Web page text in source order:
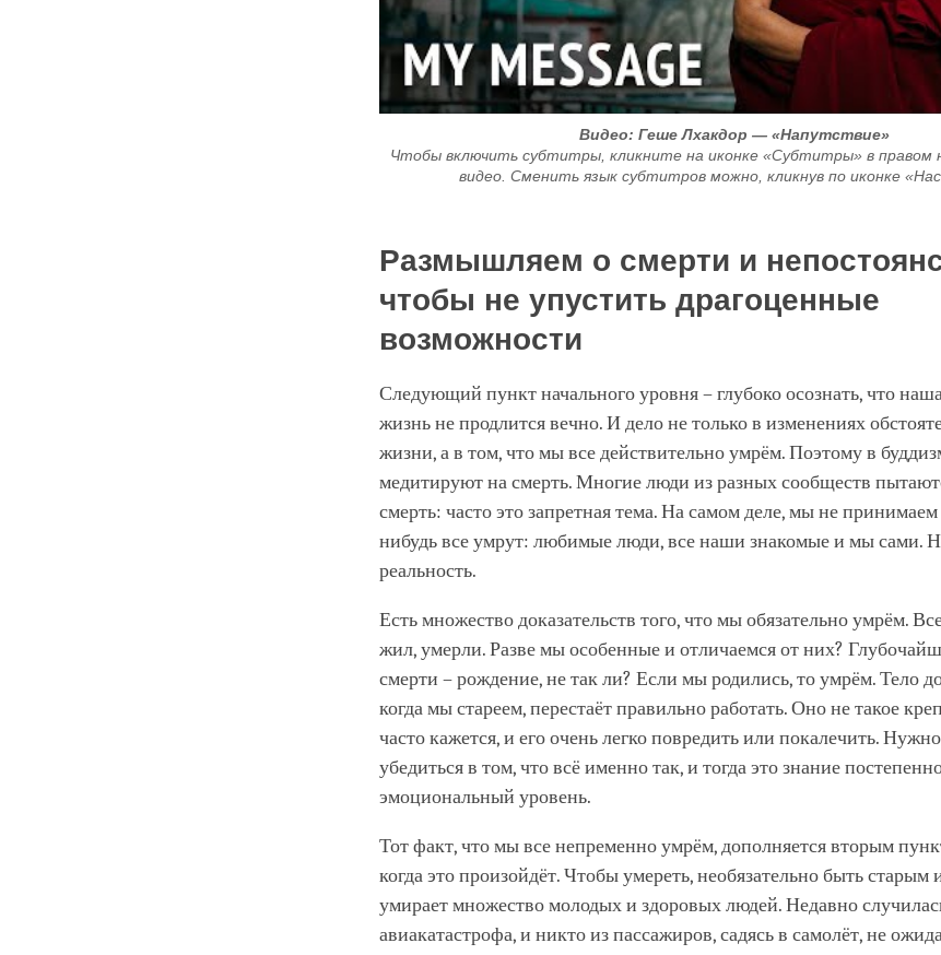
Видео: Геше Лхакдор — «Напутствие»
Чтобы включить субтитры, кликните на иконке «Субтитры» в правом
видео. Сменить язык субтитров можно, кликнув по иконке
Размышляем о смерти и
чтобы не упустить драгоценные
возможности
Следующий пункт начального уровня – глубоко осознать, что
жизнь не продлится вечно. И дело не только в изменениях
жизни, а в том, что мы все действительно умрём. Поэтому в
медитируют на смерть. Многие люди из разных сообществ
смерть: часто это запретная тема. На самом деле, мы не принимаем
нибудь все умрут: любимые люди, все наши знакомые и мы сами.
реальность.
Есть множество доказательств того, что мы обязательно умрём.
жил, умерли. Разве мы особенные и отличаемся от них?
смерти – рождение, не так ли? Если мы родились, то умрём. Тело
когда мы стареем, перестаёт правильно работать. Оно не такое
часто кажется, и его очень легко повредить или покалечить.
убедиться в том, что всё именно так, и тогда это знание
эмоциональный уровень.
Тот факт, что мы все непременно умрём, дополняется вторым
когда это произойдёт. Чтобы умереть, необязательно быть
умирает множество молодых и здоровых людей. Недавно
авиакатастрофа, и никто из пассажиров, садясь в самолёт, не